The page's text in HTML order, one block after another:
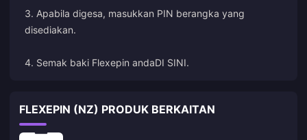
3. Apabila digesa, masukkan PIN berangka yang
disediakan.
4. Semak baki Flexepin andaDI SINI.
FLEXEPIN (NZ) PRODUK BERKAITAN